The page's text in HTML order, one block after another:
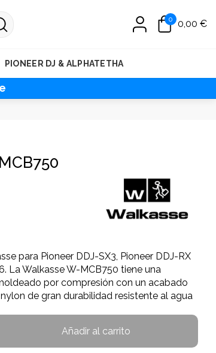
0 0,00 €
PIONEER DJ & ALPHATETHA
para Pioneer DDJ-SX3, Pioneer DDJ-RX
La Walkasse W-MCB750 tiene una
por compresión con un acabado
de gran durabilidad resistente al agua
Añadir al carrito